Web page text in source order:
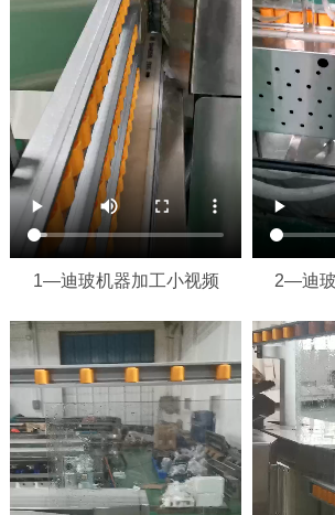
1—迪玻机器加工小视频 2—迪